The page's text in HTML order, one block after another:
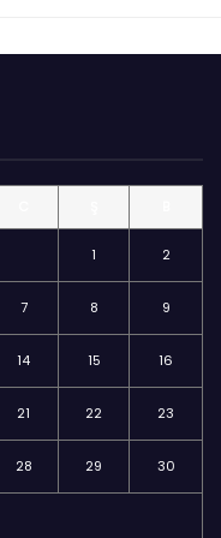
1 2
7 8 9
14 15 16
21 22 23
28 29 30